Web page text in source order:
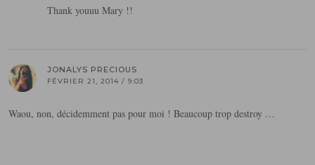
Thank youuu Mary !!
JONALYS PRECIOUS
FÉVRIER 21, 2014 / 9:03
Waou, non, décidemment pas pour moi ! Beaucoup trop destroy …